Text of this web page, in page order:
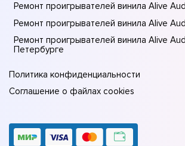
Ремонт проигрывателей винила Alive
Ремонт проигрывателей винила Alive
Ремонт проигрывателей винила Alive
Петербурге
Политика конфиденциальности
Соглашение о файлах cookies